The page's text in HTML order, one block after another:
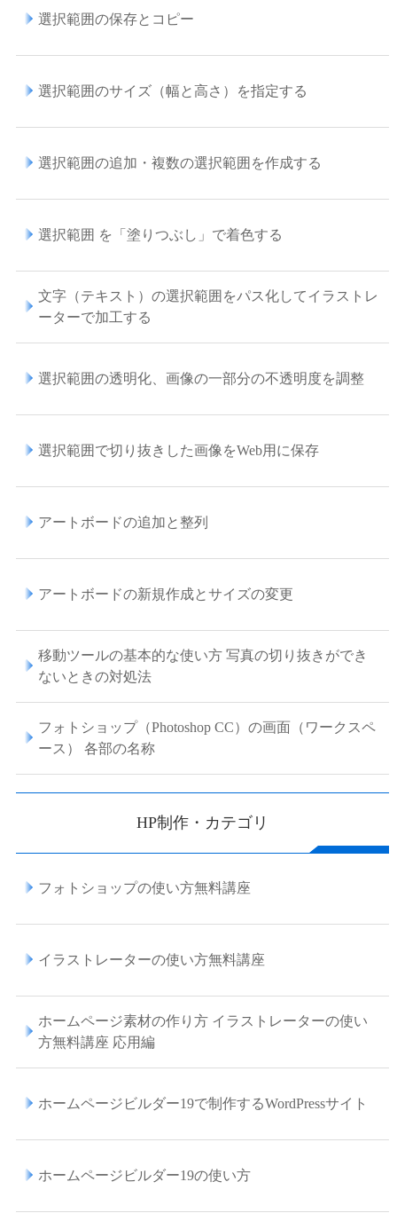
選択範囲の保存とコピー
選択範囲のサイズ（幅と高さ）を指定する
選択範囲の追加・複数の選択範囲を作成する
選択範囲 を「塗りつぶし」で着色する
文字（テキスト）の選択範囲をパス化してイラストレ
ーターで加工する
選択範囲の透明化、画像の一部分の不透明度を調整
選択範囲で切り抜きした画像をWeb用に保存
アートボードの追加と整列
アートボードの新規作成とサイズの変更
移動ツールの基本的な使い方 写真の切り抜きができ
ないときの対処法
フォトショップ（Photoshop CC）の画面（ワークスペ
ース） 各部の名称
HP制作・カテゴリ
フォトショップの使い方無料講座
イラストレーターの使い方無料講座
ホームページ素材の作り方 イラストレーターの使い
方無料講座 応用編
ホームページビルダー19で制作するWordPressサイト
ホームページビルダー19の使い方